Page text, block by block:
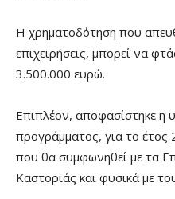
Η χρηματοδότηση που
επιχειρήσεις, μπορεί να
3.500.000 ευρώ.
Επιπλέον, αποφασίστηκε η
προγράμματος, για το έτος
που θα συμφωνηθεί με τα
Καστοριάς και φυσικά με